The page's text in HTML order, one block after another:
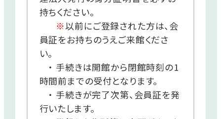
持ちください。
※以前にご登録された方は、会
員証をお持ちのうえご来館くださ
い。
・ 手続きは開館から閉館時刻の1
時間前までの受付となります。
・ 手続きが完了次第、会員証を発
行いたします。